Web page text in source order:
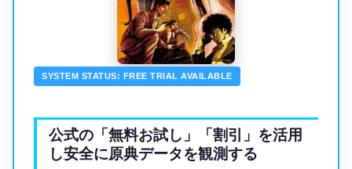
SYSTEM STATUS: FREE TRIAL AVAILABLE
公式の「無料お試し」「割引」を活用
し安全に原典データを観測する